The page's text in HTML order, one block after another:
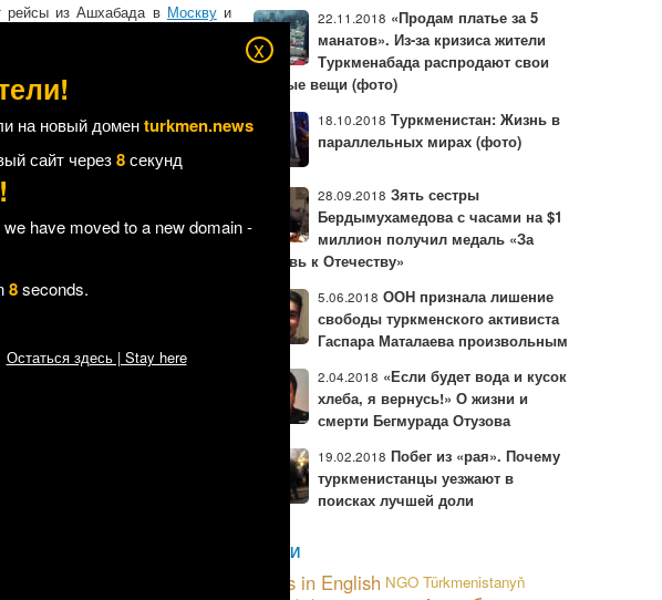
рейсы из Ашхабада в Москвуи
туркменской авиакомпании.
по полному урегулированию
Сначала перевозчик обязался
не исполнены. По состоянию
соответствии с российским
письмам, в телефонном
службы «Туркменховаёллары»
оборудование
по обслуживанию воздушного
после полного погашения
22.11.2018 «Продам платье за 5
манатов». Из-за кризиса жители
Туркменабада распродают свои
личные вещи (фото)
18.10.2018 Туркменистан: Жизнь в
параллельных мирах (фото)
28.09.2018 Зять сестры
Бердымухамедова с часами на $1
миллион получил медаль «За
любовь к Отечеству»
5.06.2018 ООН признала лишение
свободы туркменского активиста
Гаспара Маталаева произвольным
2.04.2018 «Если будет вода и кусок
хлеба, я вернусь!» О жизни и
смерти Бегмурада Отузова
19.02.2018 Побег из «рая». Почему
туркменистанцы уезжают в
поисках лучшей доли
МЕТКИ
News in English NGO Türkmenistanyň
x
на новый доменturkmen.news
сайт через7секунд
have moved to a new domain -
7seconds.
Остаться здесь | Stay here